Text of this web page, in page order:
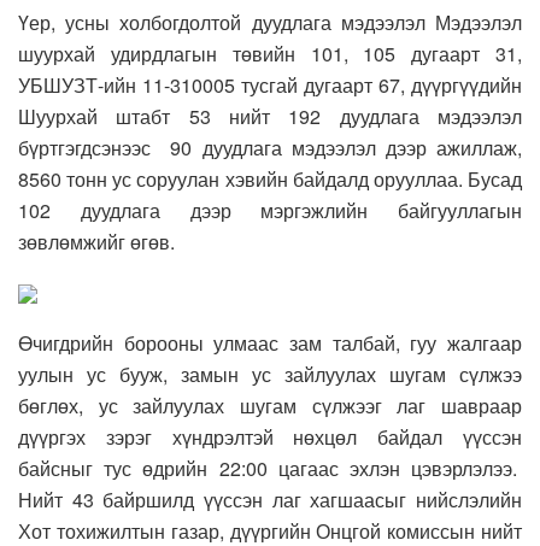
Үер, усны холбогдолтой дуудлага мэдээлэл Мэдээлэл
шуурхай удирдлагын төвийн 101, 105 дугаарт 31,
УБШУЗТ-ийн 11-310005 тусгай дугаарт 67, дүүргүүдийн
Шуурхай штабт 53 нийт 192 дуудлага мэдээлэл
бүртгэгдсэнээс 90 дуудлага мэдээлэл дээр ажиллаж,
8560 тонн ус соруулан хэвийн байдалд орууллаа. Бусад
102 дуудлага дээр мэргэжлийн байгууллагын
зөвлөмжийг өгөв.
Өчигдрийн борооны улмаас зам талбай, гуу жалгаар
уулын ус бууж, замын ус зайлуулах шугам сүлжээ
бөглөх, ус зайлуулах шугам сүлжээг лаг шавраар
дүүргэх зэрэг хүндрэлтэй нөхцөл байдал үүссэн
байсныг тус өдрийн 22:00 цагаас эхлэн цэвэрлэлээ.
Нийт 43 байршилд үүссэн лаг хагшаасыг нийслэлийн
Хот тохижилтын газар, дүүргийн Онцгой комиссын нийт